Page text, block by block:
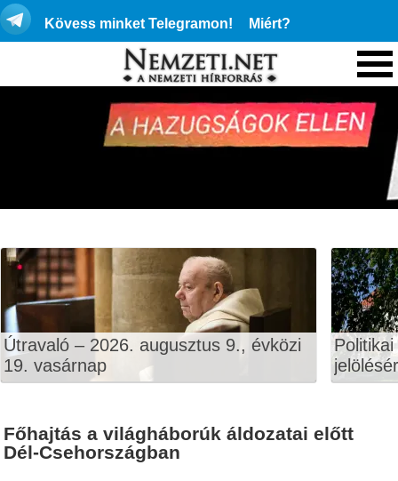
Kövess minket Telegramon! Miért?
Útravaló – 2026. augusztus 9., évközi
19. vasárnap
Főhajtás a világháborúk áldozatai előtt
Dél-Csehországban